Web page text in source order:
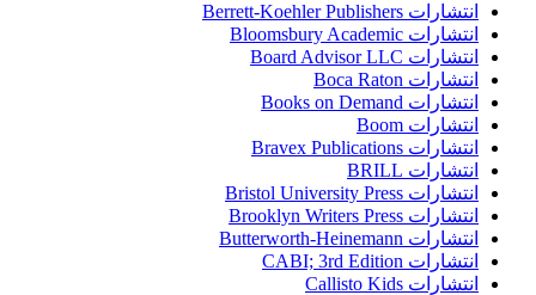
انتشارات Berrett-Koehler Publishers
انتشارات Bloomsbury Academic
انتشارات Board Advisor LLC
انتشارات Boca Raton
انتشارات Books on Demand
انتشارات Boom
انتشارات Bravex Publications
انتشارات BRILL
انتشارات Bristol University Press
انتشارات Brooklyn Writers Press
انتشارات Butterworth-Heinemann
انتشارات CABI; 3rd Edition
انتشارات Callisto Kids